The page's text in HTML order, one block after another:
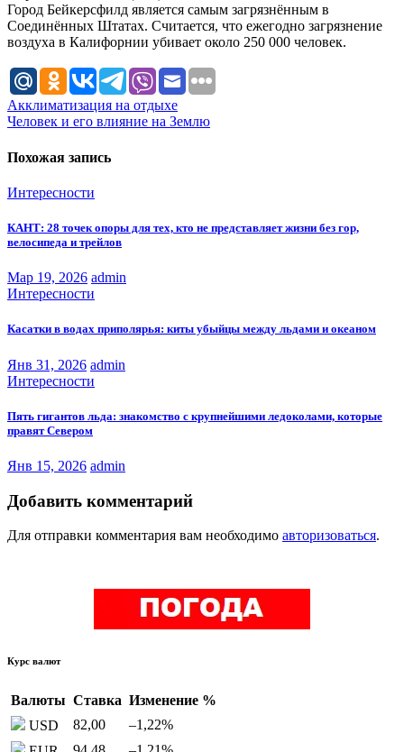
Город Бейкерсфилд является самым загрязнённым в
Соединённых Штатах. Считается, что ежегодно загрязнение
воздуха в Калифорнии убивает около 250 000 человек.
Навигация
по
записям
Акклиматизация на отдыхе
Человек и его влияние на Землю
Похожая запись
Интересности
КАНТ: 28 точек опоры для тех, кто не представляет жизни без гор,
велосипеда и трейлов
Мар 19, 2026 admin
Интересности
Касатки в водах приполярья: киты убыйцы между льдами и океаном
Янв 31, 2026 admin
Интересности
Пять гигантов льда: знакомство с крупнейшими ледоколами, которые
правят Севером
Янв 15, 2026 admin
Добавить комментарий
Для отправки комментария вам необходимо авторизоваться.
Курс валют
Валюты Ставка Изменение %
USD
82,00 –1,22%